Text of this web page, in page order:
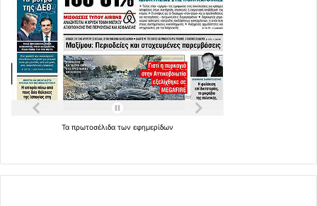
Τα πρωτοσέλιδα των εφημερίδων